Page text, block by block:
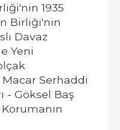
1935
Birliği'nin
Davaz
Yeni
Macar Serhaddi
- Göksel Baş
Korumanın